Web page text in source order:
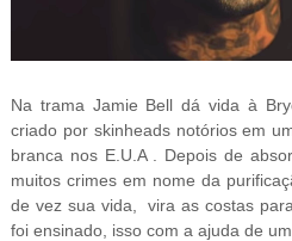
Na trama Jamie Bell dá vida à
criado por skinheads notórios em
branca nos E.U.A . Depois de
muitos crimes em nome da
de vez sua vida, vira as costas
foi ensinado, isso com a ajuda de